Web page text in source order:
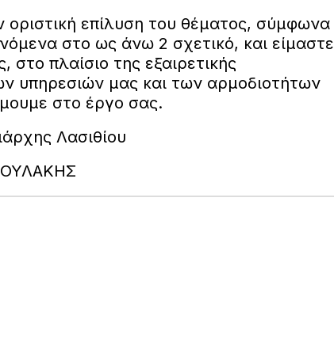
οριστική επίλυση του θέματος, σύμφωνα
στο ως άνω 2 σχετικό, και είμαστε
στο πλαίσιο της εξαιρετικής
υπηρεσιών μας και των αρμοδιοτήτων
στο έργο σας.
Λασιθίου